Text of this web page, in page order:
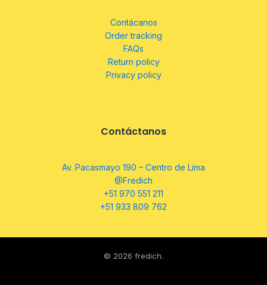
Contácanos
Order tracking
FAQs
Return policy
Privacy policy
Contáctanos
Av. Pacasmayo 190 – Centro de Lima
@Fredich
+51 970 551 211
+51 933 809 762
© 2026 fredich.